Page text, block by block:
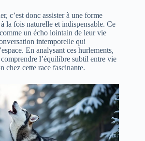
c’est donc assister à une forme
la fois naturelle et indispensable. Ce
un écho lointain de leur vie
intemporelle qui
En analysant ces hurlements,
l’équilibre subtil entre vie
chez cette race fascinante.